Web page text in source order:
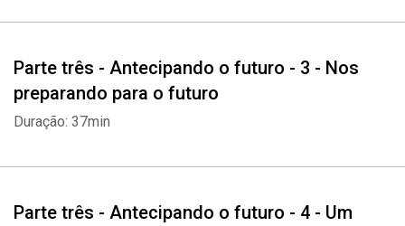
Parte três - Antecipando o futuro - 3 - Nos
preparando para o futuro
Duração: 37min
Parte três - Antecipando o futuro - 4 - Um